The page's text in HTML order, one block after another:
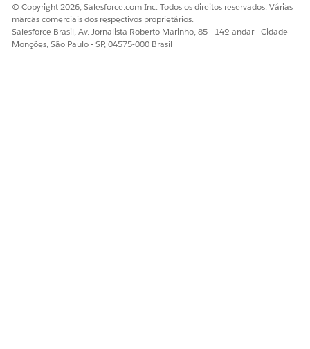
© Copyright 2026, Salesforce.com Inc. Todos os direitos reservados. Várias
marcas comerciais dos respectivos proprietários.
Salesforce Brasil, Av. Jornalista Roberto Marinho, 85 - 14º andar - Cidade
Monções, São Paulo - SP, 04575-000 Brasil